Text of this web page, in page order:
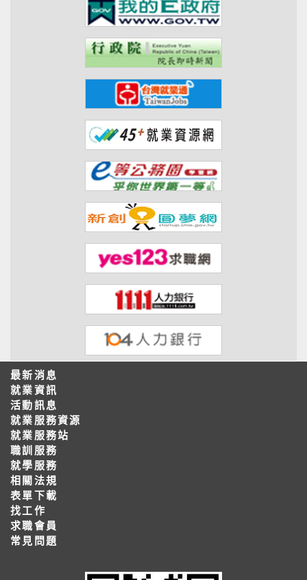
最新消息
就業資訊
活動訊息
就業服務資源
就業服務站
職訓服務
就學服務
相關法規
表單下載
找工作
求職會員
常見問題